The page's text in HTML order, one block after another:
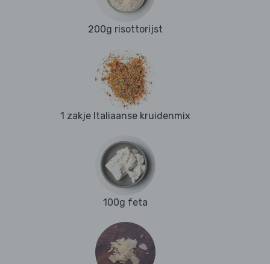
200g risottorijst
1 zakje Italiaanse kruidenmix
100g feta